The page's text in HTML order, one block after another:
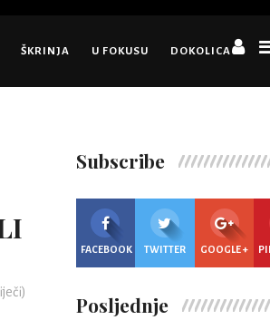
ŠKRINJA U FOKUSU DOKOLICA
Subscribe
FACEBOOK TWITTER GOOGLE +
Posljednje